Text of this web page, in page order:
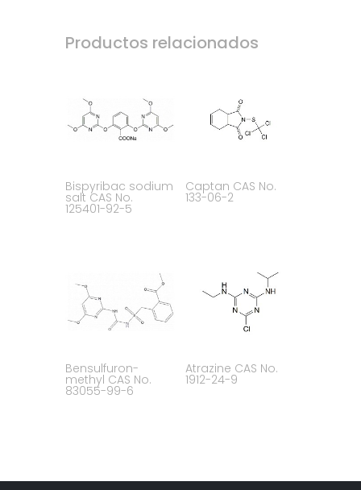
Productos relacionados
Bispyribac sodium
salt CAS No.
125401-92-5
Captan CAS No.
133-06-2
Bensulfuron-
methyl CAS No.
83055-99-6
Atrazine CAS No.
1912-24-9